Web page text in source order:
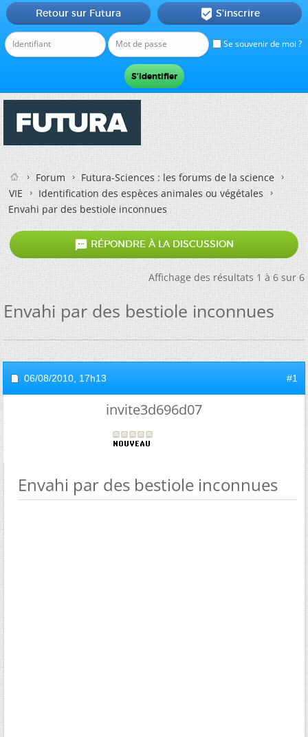
Se souvenir de moi ?
Retour sur Futura  S'inscrire
Forum
Futura-Sciences : les forums de la science
VIE
Identification des espèces animales ou végétales
Envahi par des bestiole inconnues
 RÉPONDRE À LA DISCUSSION
Affichage des résultats 1 à 6 sur 6
Envahi par des bestiole inconnues
06/08/2010, 17h13 #1
invite3d696d07
Envahi par des bestiole inconnues